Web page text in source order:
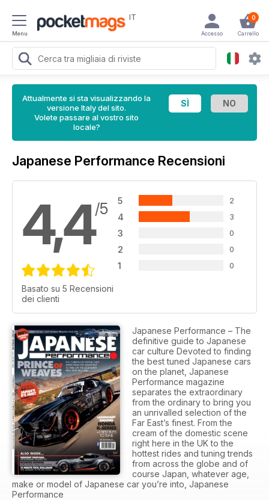
Menu
IT 0
Carrello
Accesso
Attualmente si sta visualizzando la
versione Italy del sito.
Volete passare al vostro sito
locale?
Japanese Performance Recensioni
4,4/5
Basato su 5 Recensioni
dei clienti
5 2
4 3
3 0
2 0
1 0
Japanese Performance – The
definitive guide to Japanese
car culture Devoted to finding
the best tuned Japanese cars
on the planet, Japanese
Performance magazine
separates the extraordinary
from the ordinary to bring you
an unrivalled selection of the
Far East’s finest. From the
cream of the domestic scene
right here in the UK to the
hottest rides and tuning trends
from across the globe and of
course Japan, whatever age,
make or model of Japanese car you’re into, Japanese
Performance